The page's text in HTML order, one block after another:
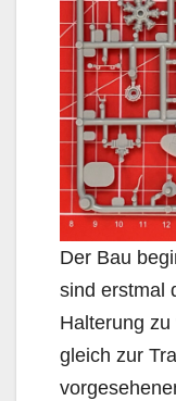
Der Bau
sind erstmal
Halterung
gleich zur